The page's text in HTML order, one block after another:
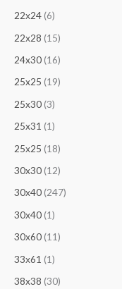
22х24(6)
22х28 (15)
24x30(16)
25x25 (19)
25x30(3)
25x31 (1)
25х25 (18)
30x30(12)
30x40(247)
30х40(1)
30х60(11)
33х61 (1)
38x38 (30)